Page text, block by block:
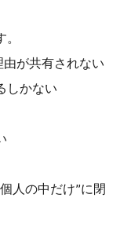
由が共有されない
しかない
人の中だけ”に閉